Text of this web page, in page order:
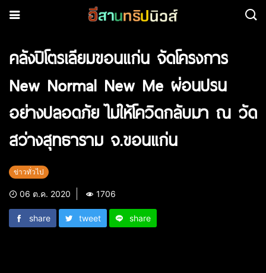
คลังปิโตรเลียมขอนแก่น จัดโครงการ
New Normal New Me ผ่อนปรน
อย่างปลอดภัย ไม่ให้โควิดกลับมา ณ วัด
สว่างสุทธาราม จ.ขอนแก่น
ข่าวทั่วไป
06 ต.ค. 2020 1706
share tweet share